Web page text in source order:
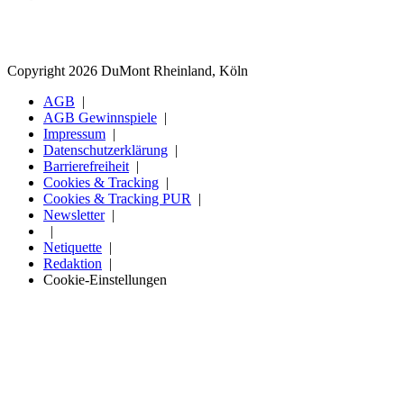
Copyright 2026 DuMont Rheinland, Köln
AGB
AGB Gewinnspiele
Impressum
Datenschutzerklärung
Barrierefreiheit
Cookies & Tracking
Cookies & Tracking PUR
Newsletter
Netiquette
Redaktion
Cookie-Einstellungen